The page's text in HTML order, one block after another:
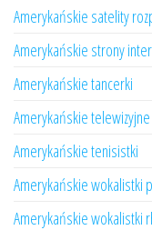
Amerykańskie satelity
Amerykańskie strony
Amerykańskie tancerki
Amerykańskie
Amerykańskie tenisistki
Amerykańskie wokalistki
Amerykańskie wokalistki